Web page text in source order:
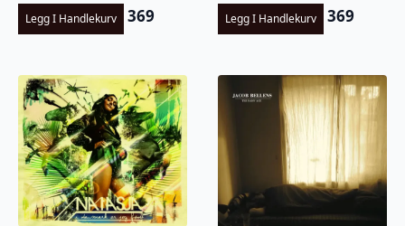
Legg I Handlekurv 369 Legg I Handlekurv 369